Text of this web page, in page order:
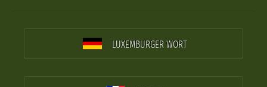
LUXEMBURGER WORT